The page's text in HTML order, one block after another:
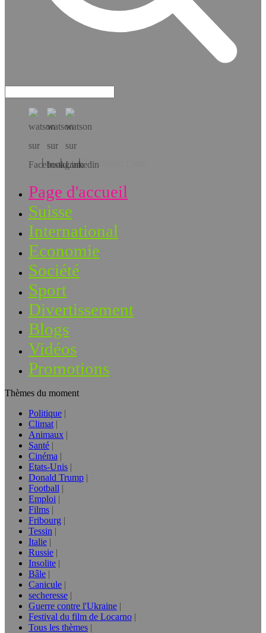
Téléchargez l’app!
Page d'accueil
Suisse
International
Economie
Société
Sport
Divertissement
Blogs
Vidéos
Promotions
Thèmes du moment
Politique
Climat
Animaux
Santé
Cinéma
Etats-Unis
Donald Trump
Football
Emploi
Films
Fribourg
Tessin
Italie
Russie
Insolite
Bâle
Canicule
secheresse
Guerre contre l'Ukraine
Festival du film de Locarno
Tous les thèmes